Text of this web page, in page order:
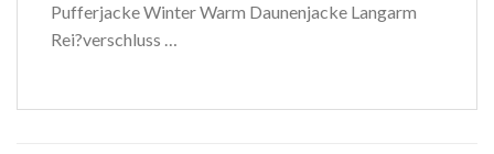
Pufferjacke Winter Warm Daunenjacke Langarm
Rei?verschluss …